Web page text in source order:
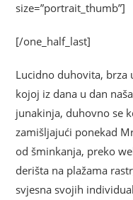
size=”portrait_thumb”]
[/one_half_last]
Lucidno duhovita, brza
kojoj iz dana u dan
junakinja, duhovno se
zamišljajući ponekad
od šminkanja, preko
derišta na plažama
svjesna svojih